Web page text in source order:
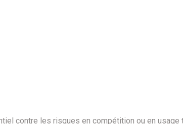
contre les risques en compétition ou en usage